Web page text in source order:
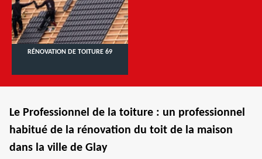
RÉNOVATION DE TOITURE 69
Le Professionnel de la toiture : un professionnel
habitué de la rénovation du toit de la maison
dans la ville de Glay